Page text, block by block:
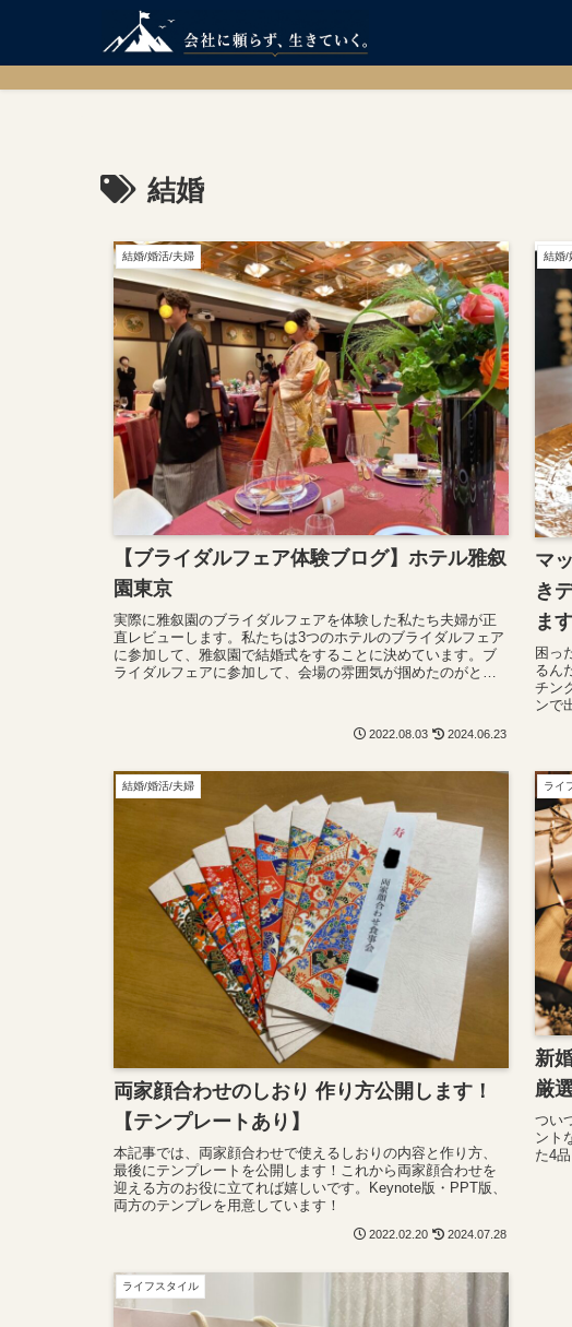
結婚
結婚/婚活/夫婦
【ブライダルフェア体験ブログ】ホテル雅叙
園東京
実際に雅叙園のブライダルフェアを体験した私たち夫婦が正
直レビューします。私たちは3つのホテルのブライダルフェア
に参加して、雅叙園で結婚式をすることに決めています。ブ
ライダルフェアに参加して、会場の雰囲気が掴めたのがとっ
2022.08.03 2024.06.23
結婚/
マ
き
ます
困っ
るん
チン
ンで
結婚/婚活/夫婦
両家顔合わせのしおり 作り方公開します！
【テンプレートあり】
本記事では、両家顔合わせで使えるしおりの内容と作り方、
最後にテンプレートを公開します！これから両家顔合わせを
迎える方のお役に立てれば嬉しいです。Keynote版・PPT版、
両方のテンプレを用意しています！
2022.02.20 2024.07.28
ライ
新
厳
つい
ント
た4品
ライフスタイル